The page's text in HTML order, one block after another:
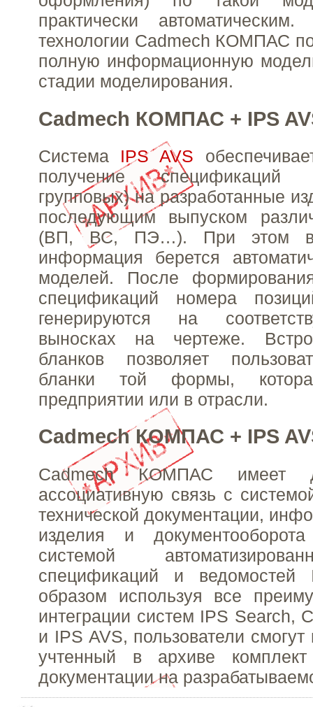
практически
технологии Cadmech КОМПАС
полную информационную
стадии моделирования.
Cadmech КОМПАС + IPS
Система IPS AVS
получение
групповых) на разработанные
последующим выпуском
(ВП, ВС, ПЭ…). При этом
информация берется
моделей. После
спецификаций номера
генерируются на
выносках на чертеже.
бланков позволяет
бланки той формы,
предприятии или в отрасли.
Cadmech КОМПАС + IPS
Cadmech КОМПАС имеет
ассоциативную связь с
технической документации,
изделия и
системой
спецификаций и
образом используя все
интеграции систем IPS
и IPS AVS, пользователи
учтенный в архиве комплект
документации на